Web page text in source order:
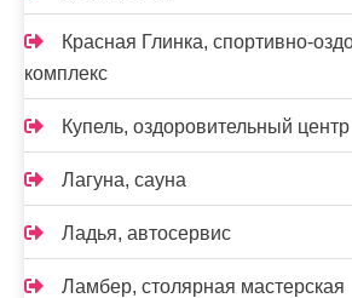
Красная Глинка, спортивно-
комплекс
Купель, оздоровительный центр
Лагуна, сауна
Ладья, автосервис
Ламбер, столярная мастерская